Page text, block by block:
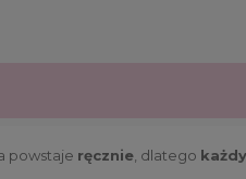
powstaje ręcznie , dlatego